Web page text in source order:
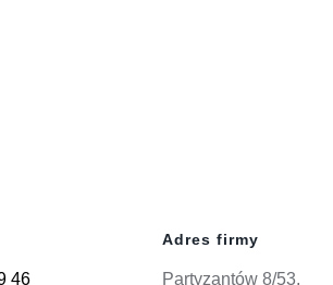
46
Adres firmy
Partyzantów 8/53,